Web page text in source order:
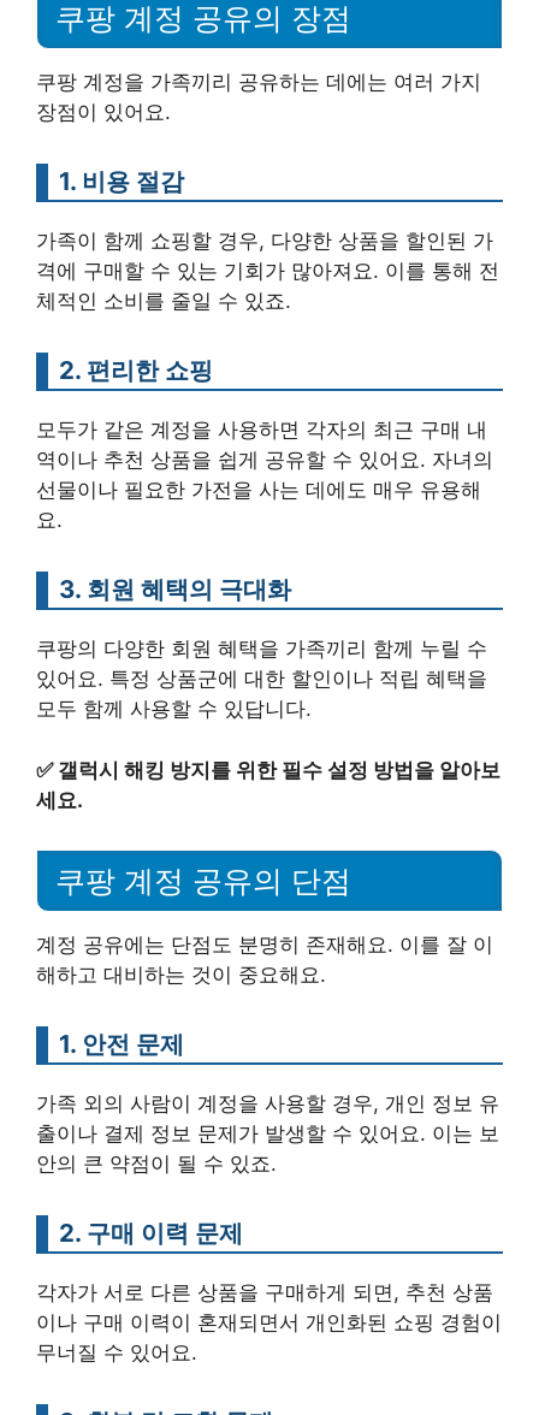
쿠팡 계정 공유의 장점
쿠팡 계정을 가족끼리 공유하는 데에는 여러 가지
장점이 있어요.
1. 비용 절감
가족이 함께 쇼핑할 경우, 다양한 상품을 할인된 가
격에 구매할 수 있는 기회가 많아져요. 이를 통해 전
체적인 소비를 줄일 수 있죠.
2. 편리한 쇼핑
모두가 같은 계정을 사용하면 각자의 최근 구매 내
역이나 추천 상품을 쉽게 공유할 수 있어요. 자녀의
선물이나 필요한 가전을 사는 데에도 매우 유용해
요.
3. 회원 혜택의 극대화
쿠팡의 다양한 회원 혜택을 가족끼리 함께 누릴 수
있어요. 특정 상품군에 대한 할인이나 적립 혜택을
모두 함께 사용할 수 있답니다.
✅ 갤럭시 해킹 방지를 위한 필수 설정 방법을 알아보
세요.
쿠팡 계정 공유의 단점
계정 공유에는 단점도 분명히 존재해요. 이를 잘 이
해하고 대비하는 것이 중요해요.
1. 안전 문제
가족 외의 사람이 계정을 사용할 경우, 개인 정보 유
출이나 결제 정보 문제가 발생할 수 있어요. 이는 보
안의 큰 약점이 될 수 있죠.
2. 구매 이력 문제
각자가 서로 다른 상품을 구매하게 되면, 추천 상품
이나 구매 이력이 혼재되면서 개인화된 쇼핑 경험이
무너질 수 있어요.